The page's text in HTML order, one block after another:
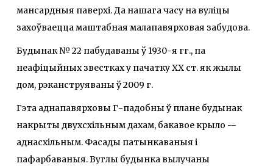
мансардныя паверхі. Да нашага часу на вуліцы
захоўваецца маштабная малапавярховая забудова.
Будынак № 22 пабудаваны ў 1930-я гг., па
неафіцыйных звестках у пачатку ХХ ст. як жылы
дом, рэканструяваны ў 2009 г.
Гэта аднапавярховы Г-падобны ў плане будынак
накрыты двухсхільным дахам, бакавое крыло --
аднасхільным. Фасады патынкаваныя і
пафарбаваныя. Вуглы будынка вылучаны